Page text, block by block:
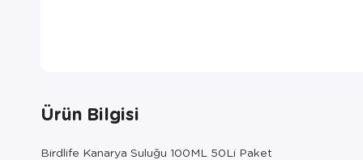
Ürün Bilgisi
Birdlife Kanarya Suluğu 100ML 50Li Paket